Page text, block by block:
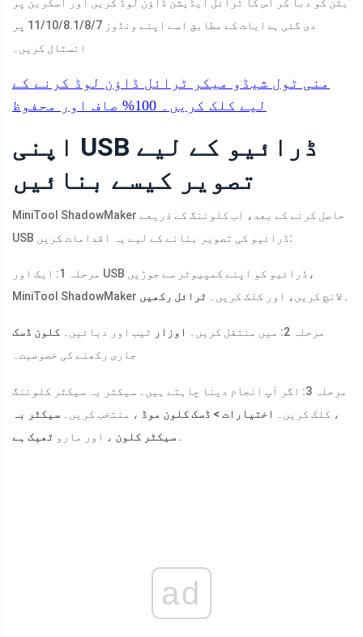
دی گئی ہدایات کے مطابق اسے اپنے ونڈوز 11/10/8.1/8/7 پر
انسٹال کریں۔
منی ٹول شیڈو میکر ٹرائل ڈاؤن لوڈ کرنے کے
لیے کلک کریں۔
صاف اور محفوظ
اپنی USB ڈرائیو کے لیے
تصویر کیسے بنائیں
MiniTool ShadowMaker حاصل کرنے کے بعد، اب کلوننگ کے ذریعے
USB ڈرائیو کی تصویر بنانے کے لیے یہ اقدامات کریں:
مرحلہ 1: ایک اور USB ڈرائیو کو اپنے کمپیوٹر سے جوڑیں،
MiniTool ShadowMaker لانچ کریں، اور کلک کریں۔ ٹرائل رکھیں .
مرحلہ 2: میں منتقل کریں۔ اوزار ٹیب اور دبائیں۔ کلون ڈسک
جاری رکھنے کی خصوصیت۔
مرحلہ 3: اگر آپ انجام دینا چاہتے ہیں۔ سیکٹر بہ سیکٹر کلوننگ
، کلک کریں۔
اختیارات > ڈسک کلون موڈ ، منتخب کریں۔ سیکٹر بہ
سیکٹر کلون ، اور مارو ٹھیک ہے .
ad